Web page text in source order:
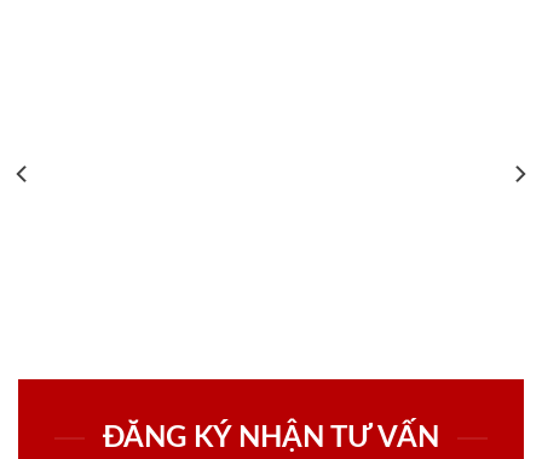
ĐĂNG KÝ NHẬN TƯ VẤN